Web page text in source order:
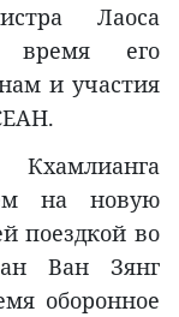
Лаоса
время его
и участия
на новую
поездкой во
Ван Зянг
оборонное